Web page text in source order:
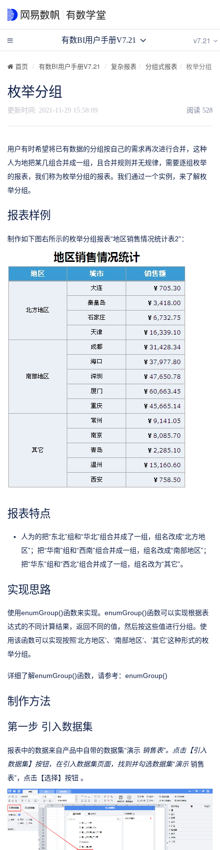
首页 有数BI用户手册V7.21 复杂报表 分组式报表 枚举分组
枚举分组
更新时间: 2021-11-29 15:58:09 阅读 528
用户有时希望将已有数据的分组按自己的需求再次进行合并，这种
人为地把某几组合并成一组，且合并规则并无规律，需要逐组枚举
的报表，我们称为枚举分组的报表。我们通过一个实例，来了解枚
举分组。
报表样例
制作如下图右所示的枚举分组报表“地区销售情况统计表2”：
报表特点
人为的把“东北”组和“华北”组合并成了一组，组名改成“北方地
区”；把“华南”组和“西南”组合并成一组，组名改成“南部地区”；
把“华东”组和“西北”组合并成了一组，组名改为“其它”。
实现思路
使用enumGroup()函数来实现。enumGroup()函数可以实现根据表
达式的不同计算结果，返回不同的值，然后按这些值进行分组。使
用该函数可以实现按照’北方地区’、’南部地区’、’其它’这种形式的枚
举分组。
详细了解enumGroup()函数，请参考：enumGroup()
制作方法
第一步 引入数据集
报表中的数据来自产品中自带的数据集“演示 销售表”。点击【引入
数据集】按钮，在引入数据集页面，找到并勾选数据集“演示销售
表”，点击【选择】按钮 。
有数BI用户手册V7.21 v7.21